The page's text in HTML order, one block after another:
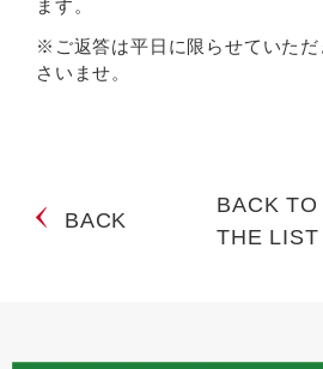
ます。
※ご返答は平日に限らせていた
さいませ。
BACK
BACK TO
THE LIST